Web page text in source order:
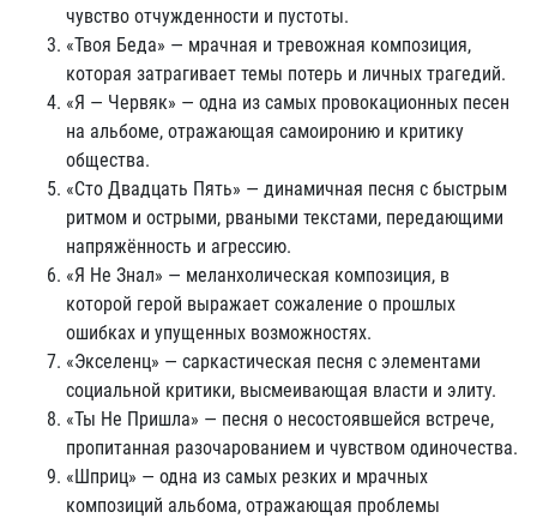
чувство отчужденности и пустоты.
«Твоя Беда» — мрачная и тревожная композиция,
которая затрагивает темы потерь и личных трагедий.
«Я — Червяк» — одна из самых провокационных песен
на альбоме, отражающая самоиронию и критику
общества.
«Сто Двадцать Пять» — динамичная песня с быстрым
ритмом и острыми, рваными текстами, передающими
напряжённость и агрессию.
«Я Не Знал» — меланхолическая композиция, в
которой герой выражает сожаление о прошлых
ошибках и упущенных возможностях.
«Экселенц» — саркастическая песня с элементами
социальной критики, высмеивающая власти и элиту.
«Ты Не Пришла» — песня о несостоявшейся встрече,
пропитанная разочарованием и чувством одиночества.
«Шприц» — одна из самых резких и мрачных
композиций альбома, отражающая проблемы